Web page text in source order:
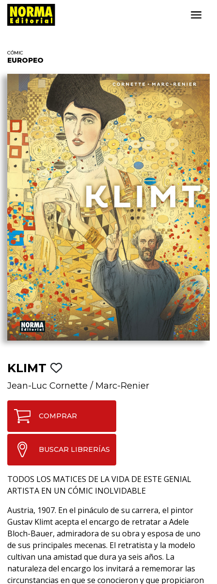
CÓMIC
EUROPEO
KLIMT
Jean-Luc Cornette / Marc-Renier
COMPRAR
BUSCAR LIBRERÍAS
TODOS LOS MATICES DE LA VIDA DE ESTE GENIAL
ARTISTA EN UN CÓMIC INOLVIDABLE
Austria, 1907. En el pináculo de su carrera, el pintor
Gustav Klimt acepta el encargo de retratar a Adele
Bloch-Bauer, admiradora de su obra y esposa de uno
de sus principales mecenas. El retratista y la modelo
cultivan una amistad que dura ya seis años. La
naturaleza del encargo los invitará a rememorar las
circunstancias en que se conocieron y que propiciaron